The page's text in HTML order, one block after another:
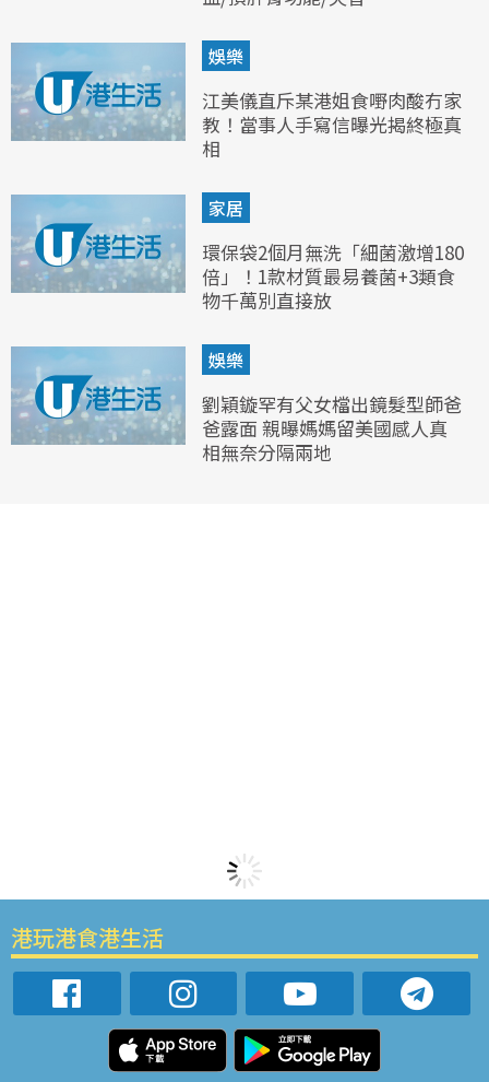
娛樂
江美儀直斥某港姐食嘢肉酸冇家
教！當事人手寫信曝光揭終極真
相
家居
環保袋2個月無洗「細菌激增180
倍」！1款材質最易養菌+3類食
物千萬別直接放
娛樂
劉穎鏇罕有父女檔出鏡髮型師爸
爸露面 親曝媽媽留美國感人真
相無奈分隔兩地
港玩港食港生活